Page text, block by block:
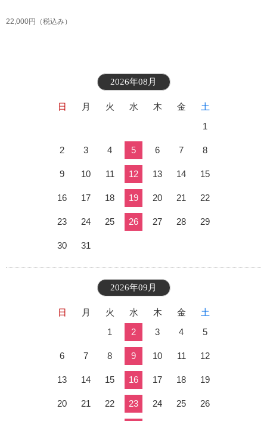
22,000円 （税込み）
2026年08月
日 月 火 水 木 金
土
1
2 3 4 5 6 7 8
9 10 11 12 13 14 15
16 17 18 19 20 21 22
23 24 25 26 27 28 29
30 31
2026年09月
日 月 火 水 木 金
土
1
2 3 4 5
6 7 8 9 10 11 12
13 14 15 16 17 18 19
20 21 22 23 24 25 26